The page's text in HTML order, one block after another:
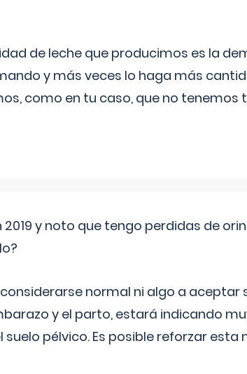
de leche que producimos es la
y más veces lo haga más
como en tu caso, que no tenemos
y noto que tengo perdidas de
normal ni algo a aceptar
y el parto, estará indicando
pélvico. Es posible reforzar esta